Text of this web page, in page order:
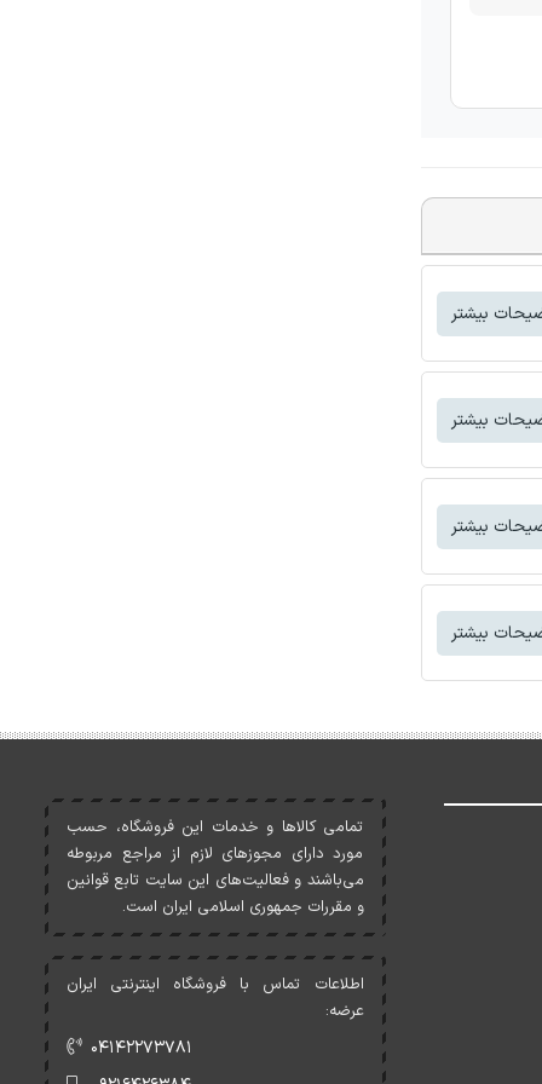
بیشتر
بیشتر
بیشتر
بیشتر
تمامی کالاها و خدمات اين فروشگاه، حسب
مورد دارای مجوزهای لازم از مراجع مربوطه
می‌باشند و فعاليت‌های اين سايت تابع قوانين
و مقررات جمهوری اسلامی ايران است.
اطلاعات تماس با فروشگاه اینترنتی ایران
عرضه:
۰۴۱۴۲۲۷۳۷۸۱